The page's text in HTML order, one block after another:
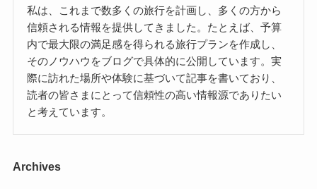
私は、これまで数多くの旅行を計画し、多くの方から
信頼される情報を提供してきました。たとえば、予算
内で最大限の満足感を得られる旅行プランを作成し、
そのノウハウをブログで具体的に公開しています。実
際に訪れた場所や体験に基づいて記事を書いており、
読者の皆さまにとって信頼性の高い情報源でありたい
と考えています。
Archives